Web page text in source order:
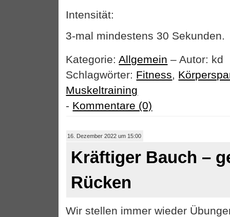
Intensität:
3-mal mindestens 30
Kategorie:Allgemein – Autor: kd
Schlagwörter: Fitness,
Muskeltraining
- Kommentare (0)
16. Dezember 2022 um 15:00
Kräftiger Bauch –
Rücken
Wir stellen immer wieder